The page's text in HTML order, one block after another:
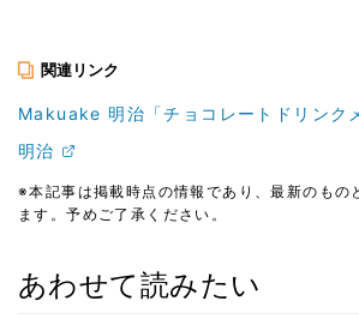
関連リンク
Makuake 明治「チョコレートドリンク
明治
※本記事は掲載時点の情報であり、最新のもの
ます。予めご了承ください。
あわせて読みたい